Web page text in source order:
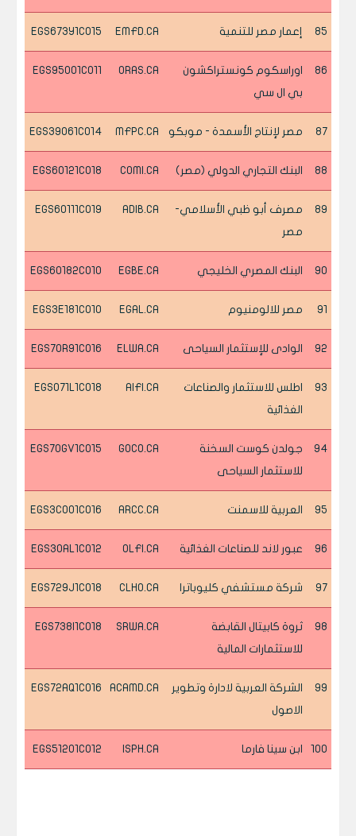
85 إعمار مصر للتنمية EMFD.CA
EGS673Y1C015
86
اوراسكوم كونستراكشون
بي ال سي
ORAS.CA
EGS95001C011
87 مصر لإنتاج الأسمدة - موبكو MFPC.CA
EGS39061C014
88 البنك التجاري الدولي (مصر) COMI.CA
EGS60121C018
89
مصرف أبو ظبي الأسلامي-
مصر
ADIB.CA
EGS60111C019
90 البنك المصري الخليجي EGBE.CA
EGS60182C010
91 مصر للالومنيوم EGAL.CA
EGS3E181C010
92 الوادى للإستثمار السياحى ELWA.CA
EGS70R91C016
93
اطلس للاستثمار والصناعات
الغذائية
AIFI.CA
EGS071L1C018
94
جولدن كوست السخنة
للاستثمار السياحى
GOCO.CA
EGS70GV1C015
95 العربية للاسمنت ARCC.CA
EGS3C0O1C016
96 عبور لاند للصناعات الغذائية OLFI.CA
EGS30AL1C012
97 شركة مستشفي كليوباترا CLHO.CA
EGS729J1C018
98
ثروة كابيتال القابضة
للاستثمارات المالية
SRWA.CA
EGS738I1C018
99
الشركة العربية لادارة وتطوير
الاصول
ACAMD.CA
EGS72AQ1C016
100 ابن سينا فارما ISPH.CA
EGS512O1C012